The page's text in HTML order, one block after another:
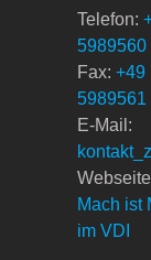
Telefon:
5989560
Fax: +49
5989561
E-Mail:
Mach ist
im VDI